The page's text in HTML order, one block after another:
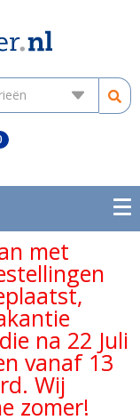
met
na 22 Juli
vanaf 13
Wij
zomer!